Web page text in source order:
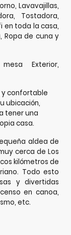
Lavavajillas,
Tostadora,
en toda la casa,
Ropa de cuna y
Exterior,
y confortable
ubicación,
tener una
casa.
aldea de
cerca de Los
kilómetros de
Todo esto
y divertidas
en canoa,
etc.